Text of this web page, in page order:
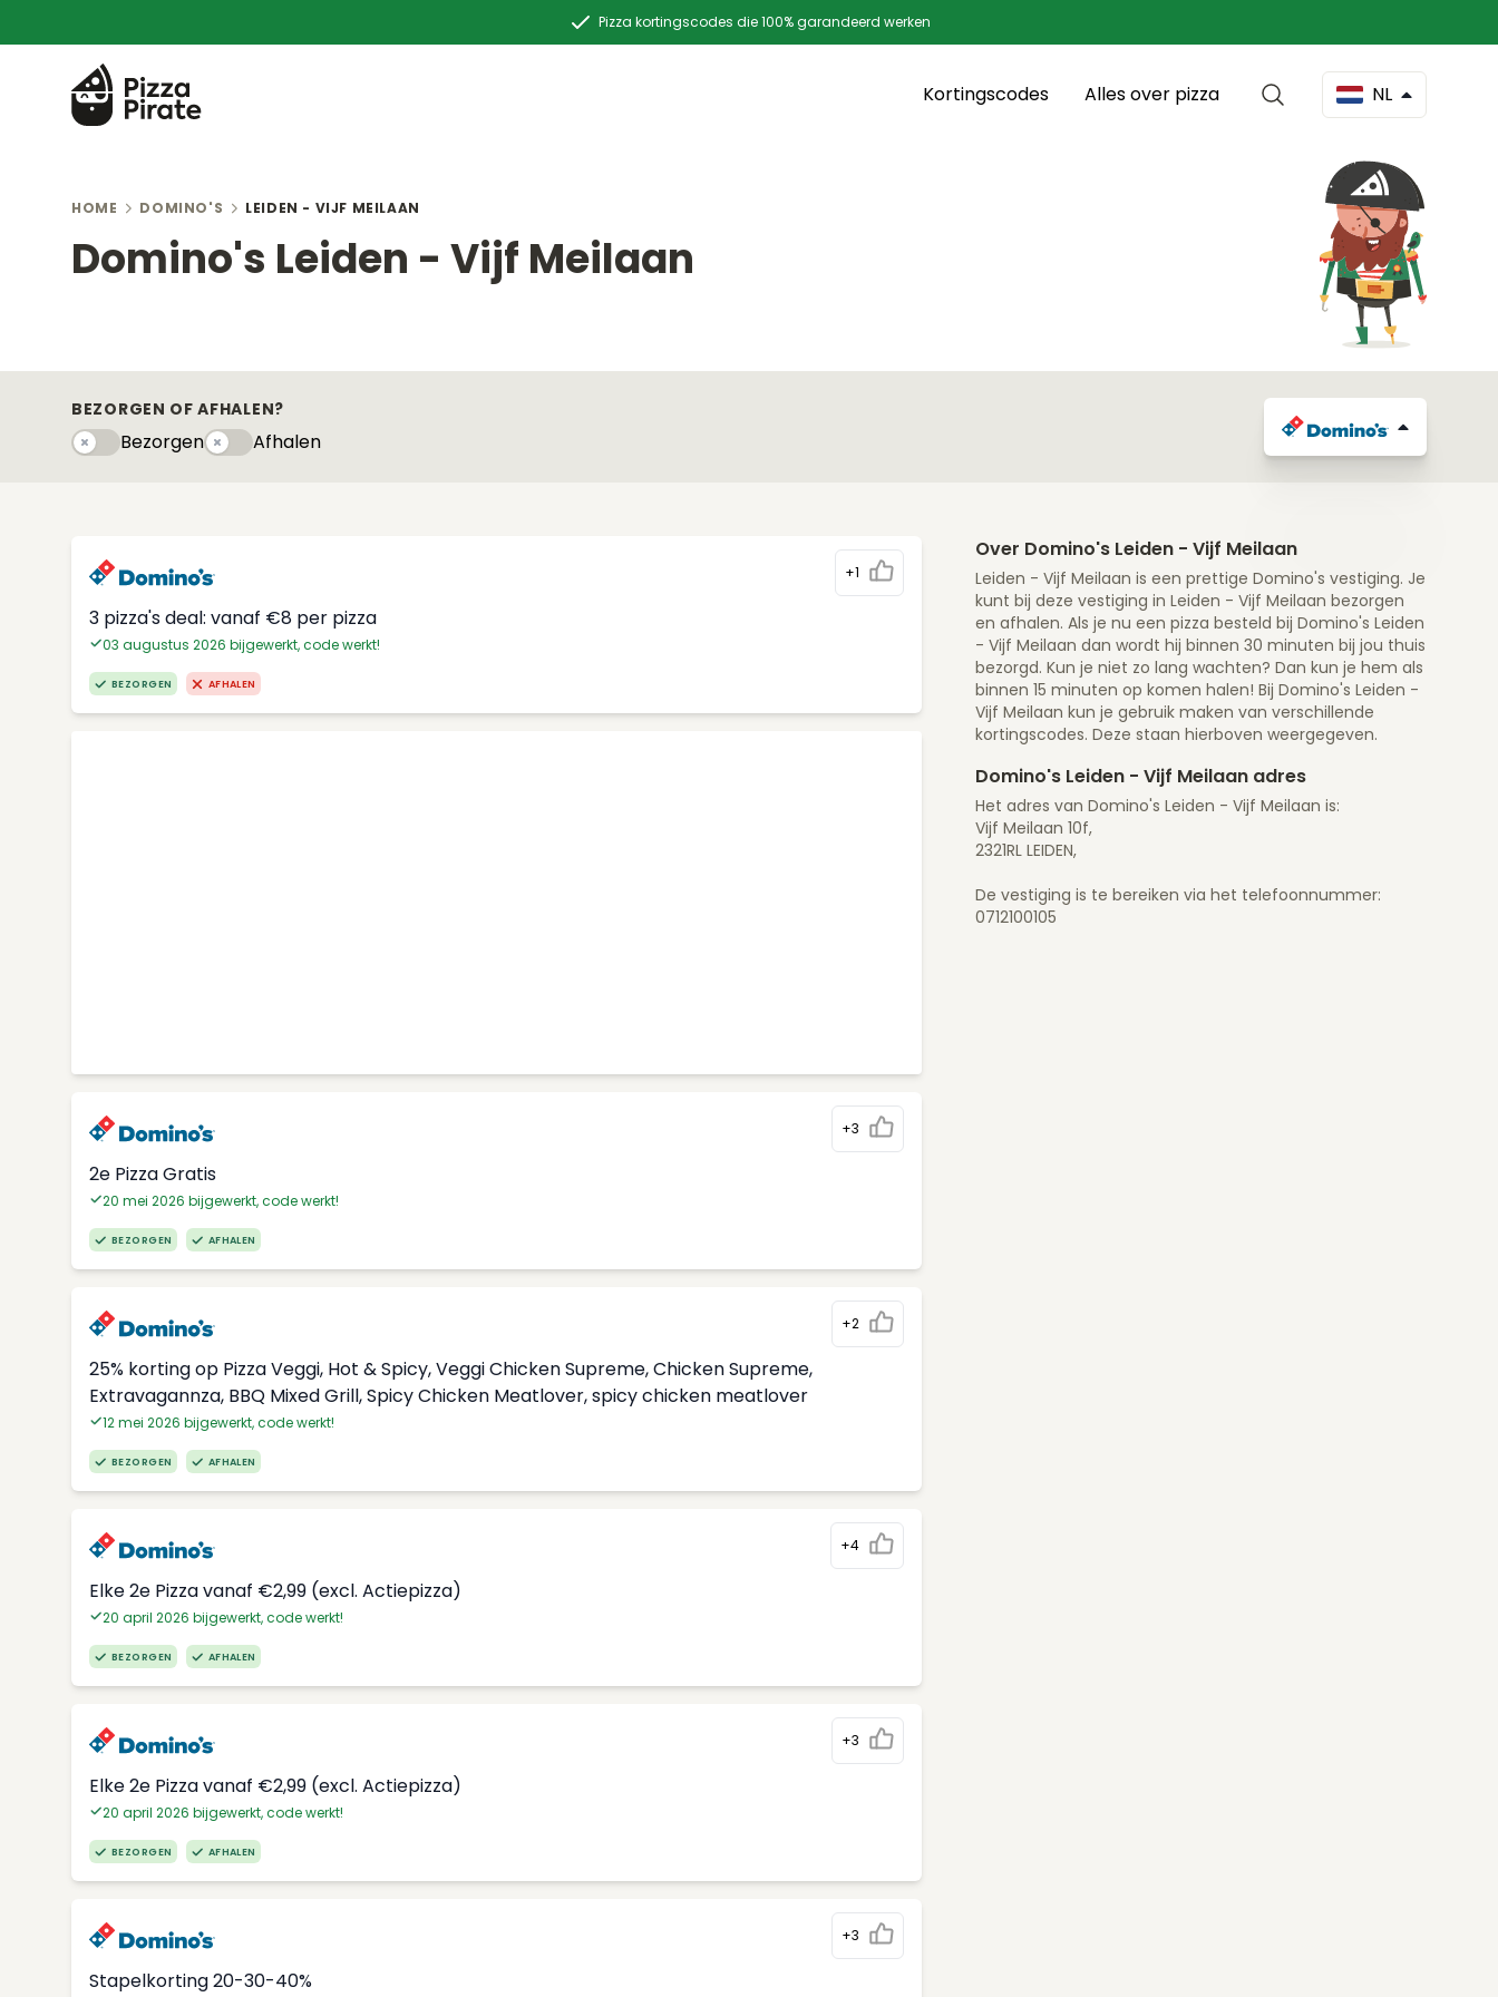
Pizza kortingscodes die 100% garandeerd werken
Kortingscodes Alles over pizza NL
HOME DOMINO'S LEIDEN - VIJF MEILAAN
Domino's Leiden - Vijf Meilaan
BEZORGEN OF AFHALEN?
BezorgenBezorgenAfhalenyAfhalen
+1
3 pizza's deal: vanaf €8 per pizza
03 augustus 2026 bijgewerkt, code werkt!
BEZORGEN AFHALEN
+3
2e Pizza Gratis
20 mei 2026 bijgewerkt, code werkt!
BEZORGEN AFHALEN
+2
25% korting op Pizza Veggi, Hot & Spicy, Veggi Chicken Supreme, Chicken Supreme,
Extravagannza, BBQ Mixed Grill, Spicy Chicken Meatlover, spicy chicken meatlover
12 mei 2026 bijgewerkt, code werkt!
BEZORGEN AFHALEN
+4
Elke 2e Pizza vanaf €2,99 (excl. Actiepizza)
20 april 2026 bijgewerkt, code werkt!
BEZORGEN AFHALEN
+3
Elke 2e Pizza vanaf €2,99 (excl. Actiepizza)
20 april 2026 bijgewerkt, code werkt!
BEZORGEN AFHALEN
+3
Stapelkorting 20-30-40%
Over Domino's Leiden - Vijf Meilaan
Leiden - Vijf Meilaan is een prettige Domino's vestiging. Je
kunt bij deze vestiging in Leiden - Vijf Meilaan bezorgen
en afhalen. Als je nu een pizza besteld bij Domino's Leiden
- Vijf Meilaan dan wordt hij binnen 30 minuten bij jou thuis
bezorgd. Kun je niet zo lang wachten? Dan kun je hem als
binnen 15 minuten op komen halen! Bij Domino's Leiden -
Vijf Meilaan kun je gebruik maken van verschillende
kortingscodes. Deze staan hierboven weergegeven.
Domino's Leiden - Vijf Meilaan adres
Het adres van Domino's Leiden - Vijf Meilaan is:
Vijf Meilaan 10f,
2321RL LEIDEN,
De vestiging is te bereiken via het telefoonnummer:
0712100105